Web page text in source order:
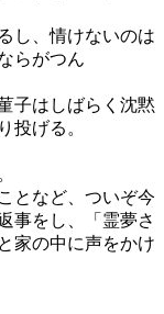
し、情けないのは
らがつん
子はしばらく沈黙
投げる。
となど、ついぞ今
事をし、「霊夢さ
家の中に声をかけ